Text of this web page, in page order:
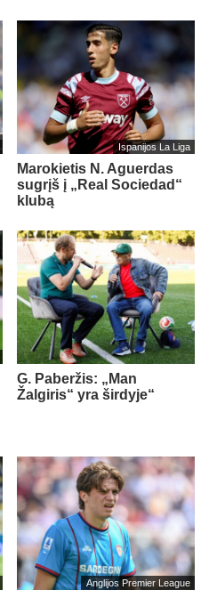
Ispanijos La Liga
Marokietis N. Aguerdas
sugrįš į „Real Sociedad“
klubą
G. Paberžis: „Man
Žalgiris“ yra širdyje“
Anglijos Premier League